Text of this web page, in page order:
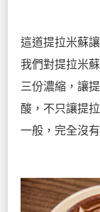
這道提拉米蘇
我們對提拉米
三份濃縮，讓
酸，不只讓提
一般，完全沒